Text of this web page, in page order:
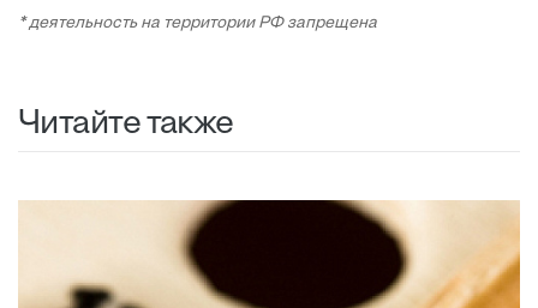
* деятельность на территории РФ запрещена
Читайте также